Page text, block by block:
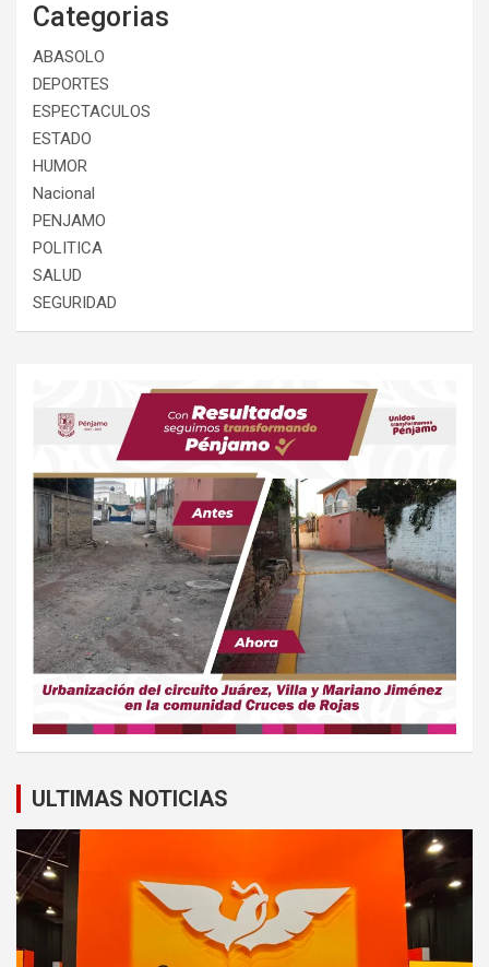
Categorias
ABASOLO
DEPORTES
ESPECTACULOS
ESTADO
HUMOR
Nacional
PENJAMO
POLITICA
SALUD
SEGURIDAD
ULTIMAS NOTICIAS